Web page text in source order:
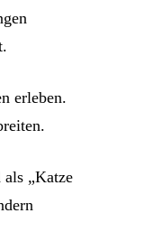
erleben.
„Katze